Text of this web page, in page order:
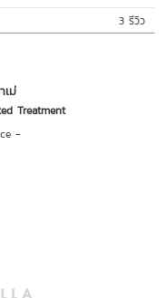
3 รีวิว
เม่
Treatment
-